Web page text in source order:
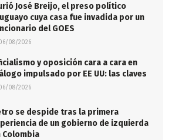
José Breijo, el preso político
cuya casa fue invadida por un
del GOES
08/2026
y oposición cara a cara en
impulsado por EE UU: las claves
08/2026
se despide tras la primera
de un gobierno de izquierda
Colombia